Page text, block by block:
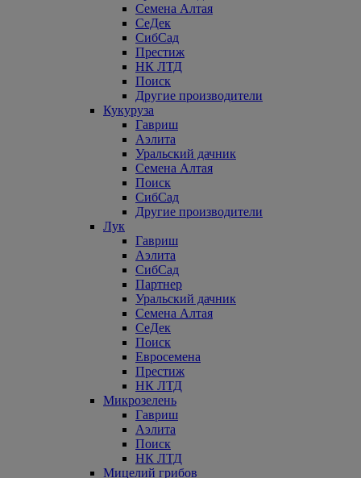
Семена Алтая
СеДек
СибСад
Престиж
НК ЛТД
Поиск
Другие производители
Кукуруза
Гавриш
Аэлита
Уральский дачник
Семена Алтая
Поиск
СибСад
Другие производители
Лук
Гавриш
Аэлита
СибСад
Партнер
Уральский дачник
Семена Алтая
СеДек
Поиск
Евросемена
Престиж
НК ЛТД
Микрозелень
Гавриш
Аэлита
Поиск
НК ЛТД
Мицелий грибов